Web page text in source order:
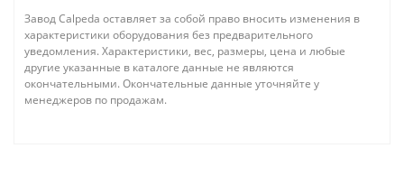
Завод Calpeda оставляет за собой право вносить изменения в
характеристики оборудования без предварительного
уведомления. Характеристики, вес, размеры, цена и любые
другие указанные в каталоге данные не являются
окончательными. Окончательные данные уточняйте у
менеджеров по продажам.